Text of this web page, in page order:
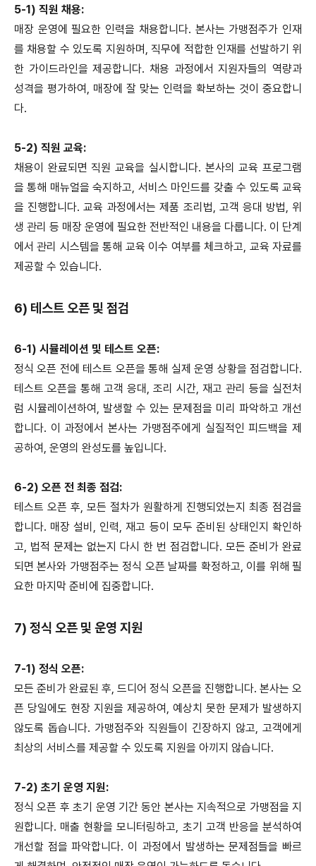
5-1) 직원 채용:
매장 운영에 필요한 인력을 채용합니다. 본사는 가맹점주가 인재
를 채용할 수 있도록 지원하며, 직무에 적합한 인재를 선발하기 위
한 가이드라인을 제공합니다. 채용 과정에서 지원자들의 역량과
성격을 평가하여, 매장에 잘 맞는 인력을 확보하는 것이 중요합니
다.
5-2) 직원 교육:
채용이 완료되면 직원 교육을 실시합니다. 본사의 교육 프로그램
을 통해 매뉴얼을 숙지하고, 서비스 마인드를 갖출 수 있도록 교육
을 진행합니다. 교육 과정에서는 제품 조리법, 고객 응대 방법, 위
생 관리 등 매장 운영에 필요한 전반적인 내용을 다룹니다. 이 단계
에서 관리 시스템을 통해 교육 이수 여부를 체크하고, 교육 자료를
제공할 수 있습니다.
6) 테스트 오픈 및 점검
6-1) 시뮬레이션 및 테스트 오픈:
정식 오픈 전에 테스트 오픈을 통해 실제 운영 상황을 점검합니다.
테스트 오픈을 통해 고객 응대, 조리 시간, 재고 관리 등을 실전처
럼 시뮬레이션하여, 발생할 수 있는 문제점을 미리 파악하고 개선
합니다. 이 과정에서 본사는 가맹점주에게 실질적인 피드백을 제
공하여, 운영의 완성도를 높입니다.
6-2) 오픈 전 최종 점검:
테스트 오픈 후, 모든 절차가 원활하게 진행되었는지 최종 점검을
합니다. 매장 설비, 인력, 재고 등이 모두 준비된 상태인지 확인하
고, 법적 문제는 없는지 다시 한 번 점검합니다. 모든 준비가 완료
되면 본사와 가맹점주는 정식 오픈 날짜를 확정하고, 이를 위해 필
요한 마지막 준비에 집중합니다.
7) 정식 오픈 및 운영 지원
7-1) 정식 오픈:
모든 준비가 완료된 후, 드디어 정식 오픈을 진행합니다. 본사는 오
픈 당일에도 현장 지원을 제공하여, 예상치 못한 문제가 발생하지
않도록 돕습니다. 가맹점주와 직원들이 긴장하지 않고, 고객에게
최상의 서비스를 제공할 수 있도록 지원을 아끼지 않습니다.
7-2) 초기 운영 지원:
정식 오픈 후 초기 운영 기간 동안 본사는 지속적으로 가맹점을 지
원합니다. 매출 현황을 모니터링하고, 초기 고객 반응을 분석하여
개선할 점을 파악합니다. 이 과정에서 발생하는 문제점들을 빠르